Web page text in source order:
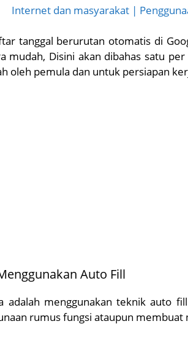
Internet dan masyarakat |
tanggal berurutan otomatis di
mudah, Disini akan dibahas satu
oleh pemula dan untuk persiapan
Auto Fill
adalah menggunakan teknik auto
rumus fungsi ataupun